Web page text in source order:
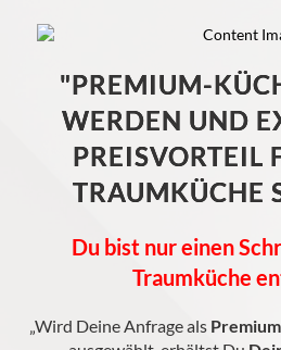
"PREMIUM-
WERDEN UND
PREISVORTEIL
TRAUMKÜCHE
Du bist nur einen
Traumküche
„Wird Deine Anfrage als